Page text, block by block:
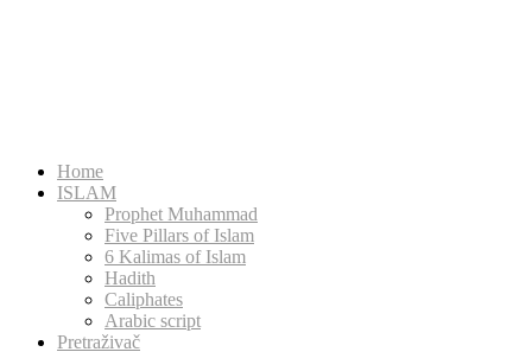
Home
ISLAM
Prophet Muhammad
Five Pillars of Islam
6 Kalimas of Islam
Hadith
Caliphates
Arabic script
Pretraživač